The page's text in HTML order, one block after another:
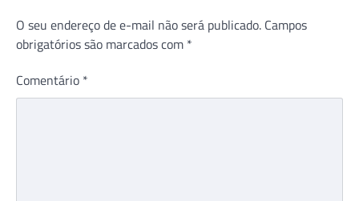
O seu endereço de e-mail não será publicado. Campos
obrigatórios são marcados com *
Comentário *